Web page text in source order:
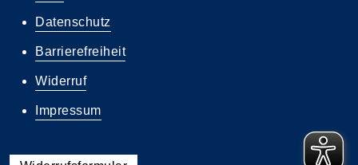
Datenschutz
Barrierefreiheit
Widerruf
Impressum